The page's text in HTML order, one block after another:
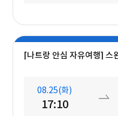
08.25(화)
17:10